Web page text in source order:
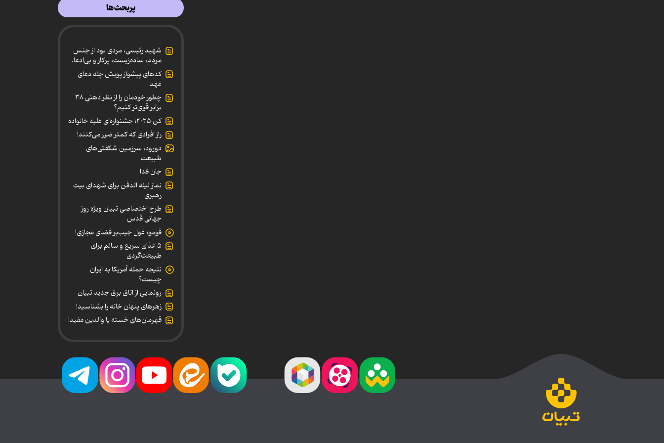
پربحث‌ها
شهید رئیسی، مردی بود از جنس
مردم، ساده‌زیست، پرکار و بی‌ادعا.
کدهای پیشواز پویش چله دعای
عهد
چطور خودمان را از نظر ذهنی ۳۸
برابر قوی‌تر کنیم؟
کن ۲۰۲۵؛ جشنواره‌ای علیه خانواده
راز افرادی که کمتر ضرر می‌کنند!
دورود، سرزمین شگفتی‌های
طبیعت
جان فدا
نماز لیله الدفن برای شهدای بیت
رهبری
طرح اختصاصی تبیان ویژه روز
جهانی قدس
فومو؛ غول جیب‌بر فضای مجازی!
۵ غذای سریع و سالم برای
طبیعت‌گردی
نتیجه حمله آمریکا به ایران
چیست؟
رونمایی از اتاق برق جدید تبیان
زهرهای پنهان خانه را بشناسید!
قهرمان‌های خسته یا والدین مفید!